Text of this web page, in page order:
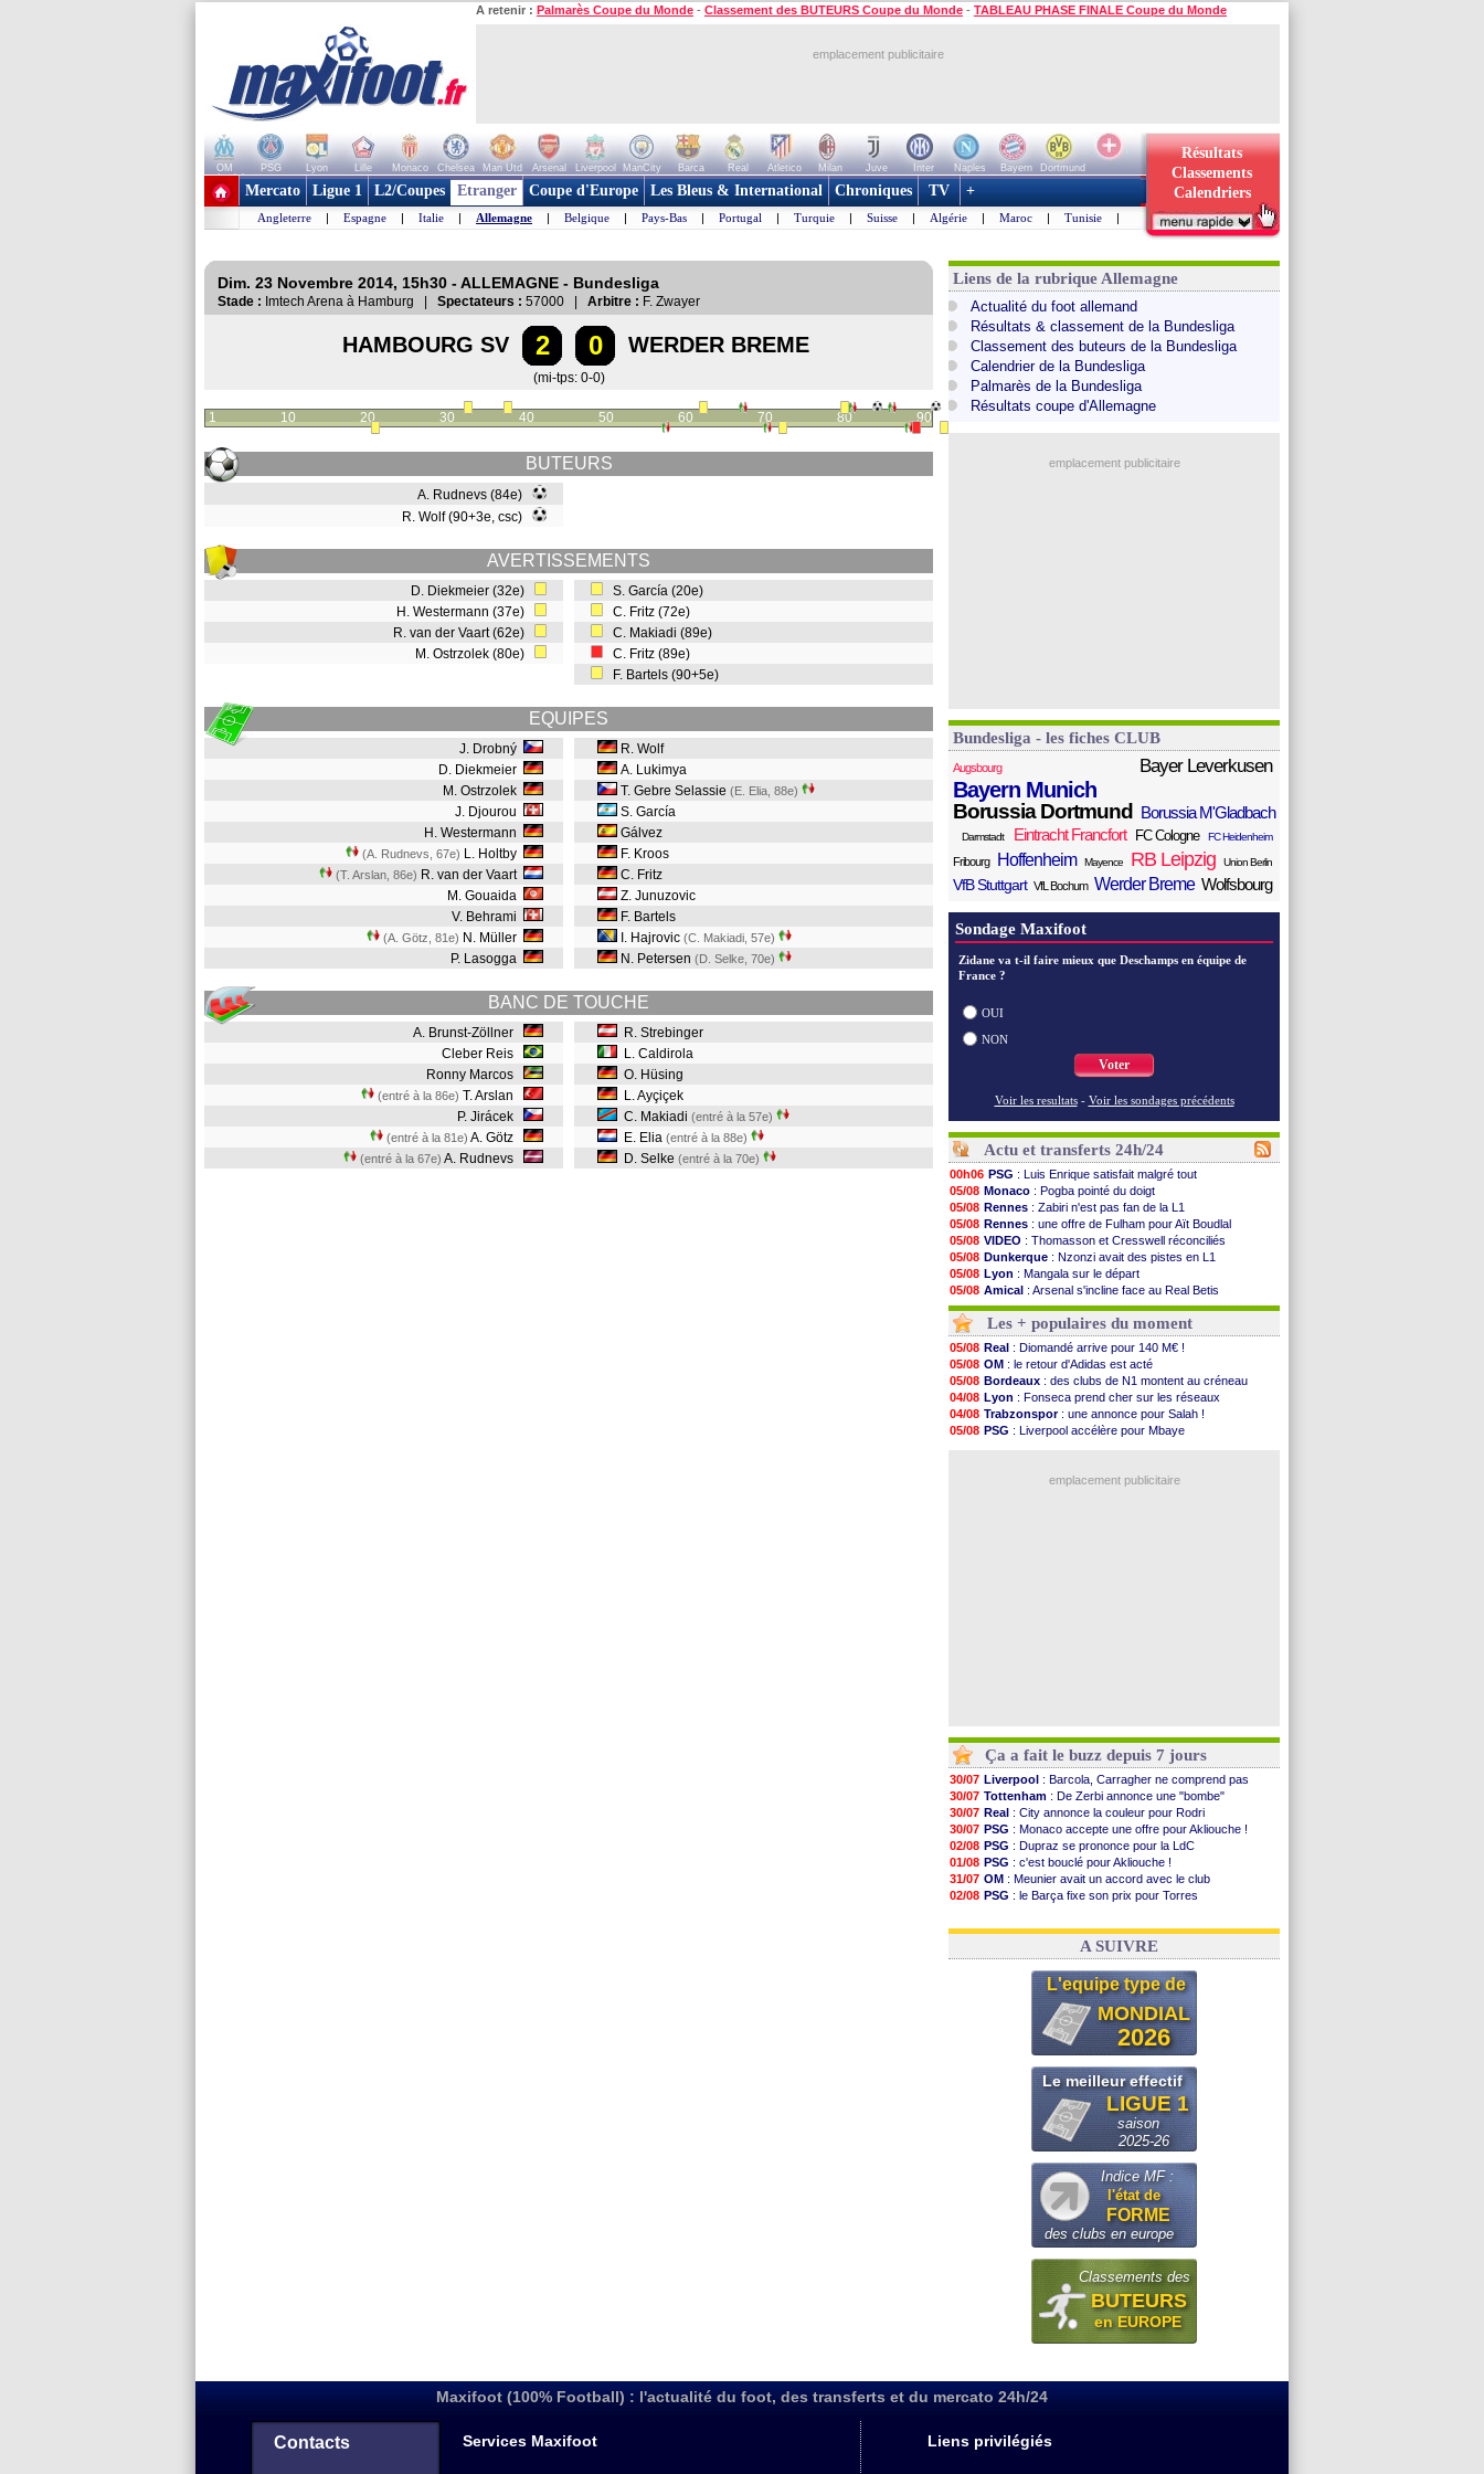
A retenir : Palmarès Coupe du Monde - Classement des BUTEURS Coupe du Monde - TABLEAU PHASE FINALE Coupe du Monde
emplacement publicitaire
OM PSG Lyon Lille Monaco Chelsea Man Utd Arsenal Liverpool ManCity Barca Real Atletico Milan Juve Inter Naples Bayern
Dortmund
+ de clubs
Résultats
Classements
Calendriers
Mercato Ligue 1 L2/Coupes Etranger Coupe d'Europe Les Bleus & International Chroniques TV +
Angleterre | Espagne | Italie | Allemagne | Belgique | Pays-Bas | Portugal | Turquie | Suisse | Algérie | Maroc | Tunisie |
Dim. 23 Novembre 2014, 15h30 - ALLEMAGNE - Bundesliga
Stade : Imtech Arena à Hamburg | Spectateurs : 57000 | Arbitre : F. Zwayer
HAMBOURG SV 2 0 WERDER BREME
(mi-tps: 0-0)
1 10 20 30 40 50 60 70 80 90
BUTEURS
A. Rudnevs (84e)
R. Wolf (90+3e, csc)
AVERTISSEMENTS
D. Diekmeier (32e)
H. Westermann (37e)
R. van der Vaart (62e)
M. Ostrzolek (80e)
S. García (20e)
C. Fritz (72e)
C. Makiadi (89e)
C. Fritz (89e)
F. Bartels (90+5e)
EQUIPES
J. Drobný
D. Diekmeier
M. Ostrzolek
J. Djourou
H. Westermann
(A. Rudnevs, 67e) L. Holtby
(T. Arslan, 86e) R. van der Vaart
M. Gouaida
V. Behrami
(A. Götz, 81e) N. Müller
P. Lasogga
R. Wolf
A. Lukimya
T. Gebre Selassie (E. Elia, 88e)
S. García
Gálvez
F. Kroos
C. Fritz
Z. Junuzovic
F. Bartels
I. Hajrovic (C. Makiadi, 57e)
N. Petersen (D. Selke, 70e)
BANC DE TOUCHE
A. Brunst-Zöllner
Cleber Reis
Ronny Marcos
(entré à la 86e) T. Arslan
P. Jirácek
(entré à la 81e) A. Götz
(entré à la 67e) A. Rudnevs
R. Strebinger
L. Caldirola
O. Hüsing
L. Ayçiçek
C. Makiadi (entré à la 57e)
E. Elia (entré à la 88e)
D. Selke (entré à la 70e)
Liens de la rubrique Allemagne
Actualité du foot allemand
Résultats & classement de la Bundesliga
Classement des buteurs de la Bundesliga
Calendrier de la Bundesliga
Palmarès de la Bundesliga
Résultats coupe d'Allemagne
emplacement publicitaire
Bundesliga - les fiches CLUB
Augsbourg Bayer Leverkusen
Bayern Munich
Borussia Dortmund Borussia M'Gladbach
Darmstadt Eintracht Francfort FC Cologne FC Heidenheim
Fribourg Hoffenheim Mayence RB Leipzig Union Berlin
VfB Stuttgart VfL Bochum Werder Breme Wolfsbourg
Sondage Maxifoot
Zidane va t-il faire mieux que Deschamps en équipe de
France ?
OUI
NON
Voter
Voir les resultats - Voir les sondages précédents
Actu et transferts 24h/24
00h06 PSG : Luis Enrique satisfait malgré tout
05/08 Monaco : Pogba pointé du doigt
05/08 Rennes : Zabiri n'est pas fan de la L1
05/08 Rennes : une offre de Fulham pour Aït Boudlal
05/08 VIDEO : Thomasson et Cresswell réconciliés
05/08 Dunkerque : Nzonzi avait des pistes en L1
05/08 Lyon : Mangala sur le départ
05/08 Amical : Arsenal s'incline face au Real Betis
05/08 Amical: lourde défaite pour le PSG
05/08
Man City: Maresca flou pour Reijnders
05/08 LdC: Fenerbahçe prend une belle option
05/08 Al-Diriyah: Mbemba arrive libre (officiel)
05/08 Atletico: le plan d'Alvarez à son retour
05/08 Amical: premier succès pour Brest
05/08 VIDEO: le joli but de Greenwood avec le Fener !
05/08 CdM 2030: une promesse d'Infantino au Maroc ...
05/08 PSG : la compo pour le premier match amical
: l'OM domine Al-Shahaniya
Les + populaires du moment
05/08 Real : Diomandé arrive pour 140 M€ !
05/08 OM : le retour d'Adidas est acté
05/08 Bordeaux : des clubs de N1 montent au créneau
04/08 Lyon : Fonseca prend cher sur les réseaux
04/08 Trabzonspor : une annonce pour Salah !
05/08 PSG : Liverpool accélère pour Mbaye
emplacement publicitaire
Ça a fait le buzz depuis 7 jours
30/07 Liverpool : Barcola, Carragher ne comprend pas
30/07 Tottenham : De Zerbi annonce une "bombe"
30/07 Real : City annonce la couleur pour Rodri
30/07 PSG : Monaco accepte une offre pour Akliouche !
02/08 PSG : Dupraz se prononce pour la LdC
01/08 PSG : c'est bouclé pour Akliouche !
31/07 OM : Meunier avait un accord avec le club
02/08 PSG : le Barça fixe son prix pour Torres
01/08 Barça: Torres souhaite rejoindre le PSG !
A SUIVRE
L'equipe type de
MONDIAL
2026
Le meilleur effectif
LIGUE 1
saison
2025-26
Indice MF :
l'état de
FORME
des clubs en europe
Classements des
BUTEURS
en EUROPE
Maxifoot (100% Football) : l'actualité du foot, des transferts et du mercato 24h/24
Contacts Services Maxifoot Liens privilégiés